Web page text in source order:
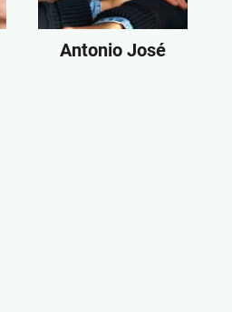
Antonio José